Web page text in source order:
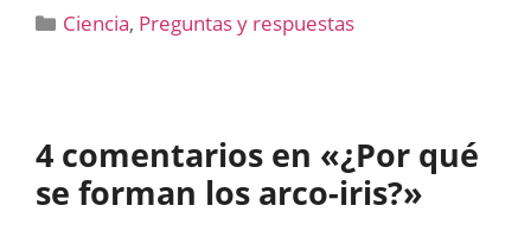
Categorías
Ciencia, Preguntas y respuestas
4 comentarios en «¿Por qué
se forman los arco-iris?»